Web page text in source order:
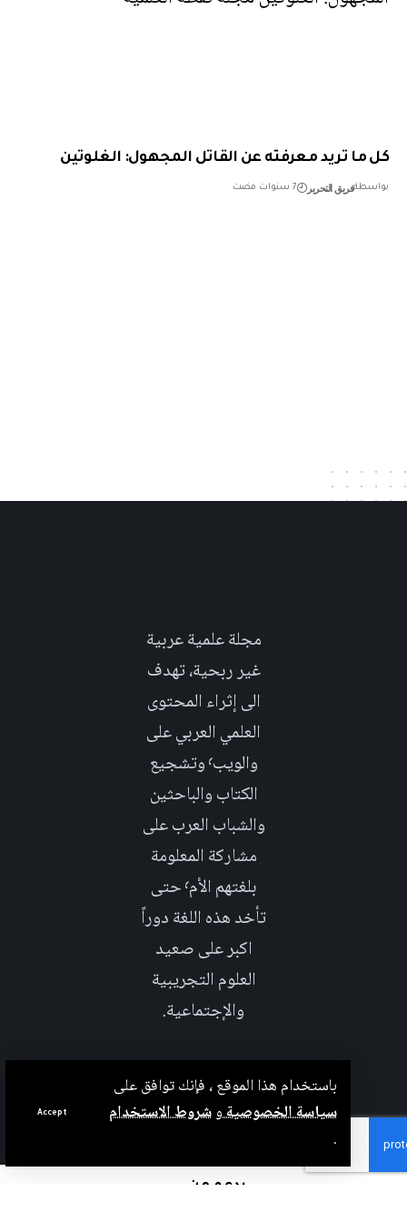
باستخدام هذا الموقع ، فإنك توافق على
سياسة الخصوصيةوشروط الاستخدام
تريد معرفته عن القاتل المجهول: الغلوتين
فريق التحرير 7 سنوات مضت
مجلة علمية عربية
غير ربحية، تهدف
الى إثراء المحتوى
العلمي العربي على
والويب٬ وتشجيع
الكتاب والباحثين
والشباب العرب على
مشاركة المعلومة
بلغتهم الأم٬ حتى
تأخد هذه اللغة دوراً
اكبر على صعيد
العلوم التجريبية
والإجتماعية.
بدعم من